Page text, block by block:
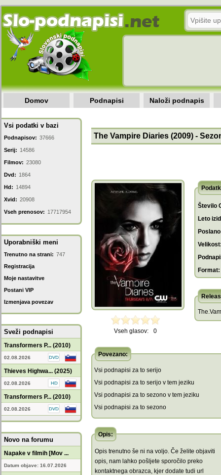
Domov Podnapisi Naloži podnapis
Vsi podatki v bazi
Podnapisov: 37666
Serij: 14586
Filmov: 23080
Dvd: 1864
Hd: 14894
Xvid: 20908
Vseh prenosov: 17717954
Uporabniški meni
Trenutno na strani: 747
Registracija
Moje nastavitve
Postani VIP
Izmenjava povezav
Sveži podnapisi
Transformers P... (2010)
02.08.2026
Thieves Highwa... (2025)
02.08.2026
Transformers P... (2010)
02.08.2026
Novo na forumu
Napake v filmih [Mov ...
Datum objave: 16.07.2026
The Vampire Diaries (2009) -
Vseh glasov: 0
Število
Leto
Format:
Povezano:
Vsi podnapisi za to serijo
Vsi podnapisi za to serijo v tem jeziku
Vsi podnapisi za to sezono v tem jeziku
Vsi podnapisi za to sezono
Opis:
Opis trenutno še ni na voljo. Če želite objaviti
opis, nam lahko pošljete sporočilo preko
kontaktnega obrazca, kjer dodate tudi url